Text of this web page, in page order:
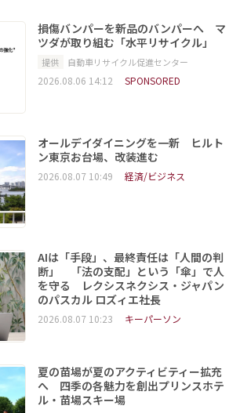
損傷バンパーを新品のバンパーへ マ
ツダが取り組む「水平リサイクル」
提供 自動車リサイクル促進センター
2026.08.06 14:12 SPONSORED
オールデイダイニングを一新 ヒルト
ン東京お台場、改装進む
2026.08.07 10:49 経済/ビジネス
AIは「手段」、最終責任は「人間の判
断」 「法の支配」という「傘」で人
を守る レクシスネクシス・ジャパン
のパスカル ロズィエ社長
2026.08.07 10:23 キーパーソン
夏の苗場が夏のアクティビティー拡充
へ 四季の各魅力を創出プリンスホテ
ル・苗場スキー場